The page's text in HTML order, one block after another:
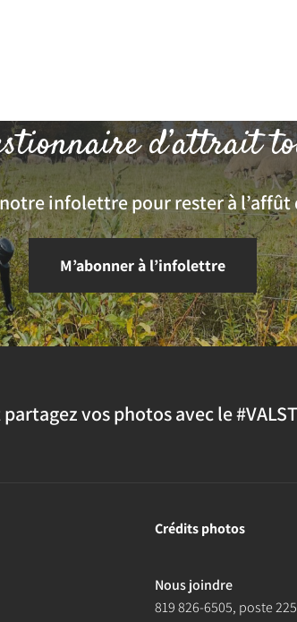
d’attrait
infolettre pour rester à
M’abonner à l’infolettre
vos photos avec le
Crédits photos
Nous joindre
819 826-6505, poste 225